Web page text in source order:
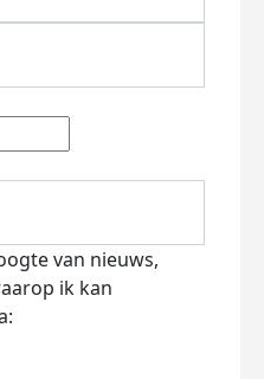
van nieuws,
ik kan